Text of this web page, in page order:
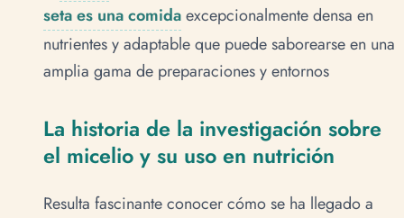
seta es una comidaexcepcionalmente densa en
nutrientes y adaptable que puede saborearse en una
amplia gama de preparaciones y entornos
La historia de la investigación sobre
el micelio y su uso en nutrición
Resulta fascinante conocer cómo se ha llegado a